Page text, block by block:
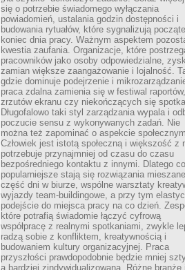
się o potrzebie świadomego wyłączania
powiadomień, ustalania godzin dostępności i
budowania rytuałów, które sygnalizują
koniec dnia pracy. Ważnym aspektem
kwestia zaufania. Organizacje, które
pracowników jako osoby odpowiedzialne,
zamian większe zaangażowanie i lojalność.
gdzie dominuje podejrzenie i
praca zdalna zamienia się w festiwal raportów,
zrzutów ekranu czy niekończących się
Długofalowo taki styl zarządzania wypala i
poczucie sensu z wykonywanych zadań. Nie
można też zapominać o aspekcie
Człowiek jest istotą społeczną i większość z
potrzebuje przynajmniej od czasu do czasu
bezpośredniego kontaktu z innymi. Dlatego
popularniejsze stają się rozwiązania
część dni w biurze, wspólne warsztaty
wyjazdy team-buildingowe, a przy tym
podejście do miejsca pracy na co dzień.
które potrafią świadomie łączyć cyfrową
współpracę z realnymi spotkaniami, zwykle
radzą sobie z konfliktem, kreatywnością i
budowaniem kultury organizacyjnej. Praca
przyszłości prawdopodobnie będzie mniej
a bardziej zindywidualizowana. Różne branże i